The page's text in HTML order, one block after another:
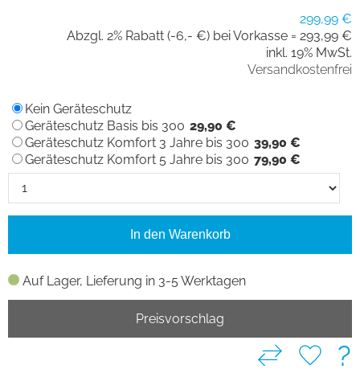
299,99 €
Abzgl. 2% Rabatt (-6,- €) bei Vorkasse = 293,99 €
inkl. 19% MwSt.
Versandkostenfrei
Auf Lager, Lieferung in 3-5 Werktagen
Kein Geräteschutz
Geräteschutz Basis bis 300 29,90 €
Geräteschutz Komfort 3 Jahre bis 300 39,90 €
Geräteschutz Komfort 5 Jahre bis 300 79,90 €
In den Warenkorb
Preisvorschlag
?